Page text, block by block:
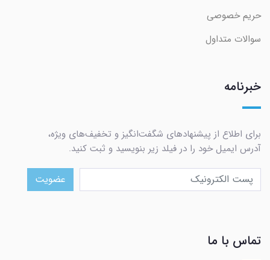
حریم خصوصی
سوالات متداول
خبرنامه
برای اطلاع از پیشنهادهای شگفت‌انگیز و تخفیف‌های ویژه،
آدرس ایمیل خود را در فیلد زیر بنویسید و ثبت کنید.
عضویت
تماس با ما